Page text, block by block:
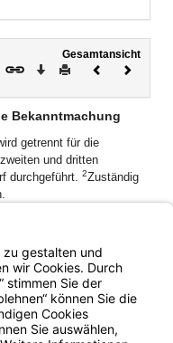
Gesamtansicht
Download
DruckenVorheriges
Bekanntmachung
getrennt für die
und dritten
durchgeführt. 2Zuständig
den Termin und die
durch
Ministerialblatt rechtzeitig